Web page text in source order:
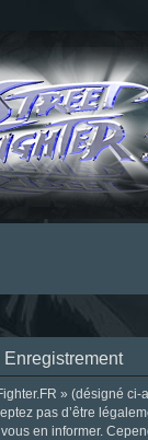
Enregistrement
» (désigné
pas d’être
en informer.